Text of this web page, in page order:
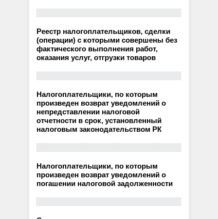
Реестр налогоплательщиков, сделки
(операции) с которыми совершены без
фактического выполнения работ,
оказания услуг, отгрузки товаров
Налогоплательщики, по которым
произведен возврат уведомлений о
непредставлении налоговой
отчетности в срок, установленный
налоговым законодательством РК
Налогоплательщики, по которым
произведен возврат уведомлений о
погашении налоговой задолженности